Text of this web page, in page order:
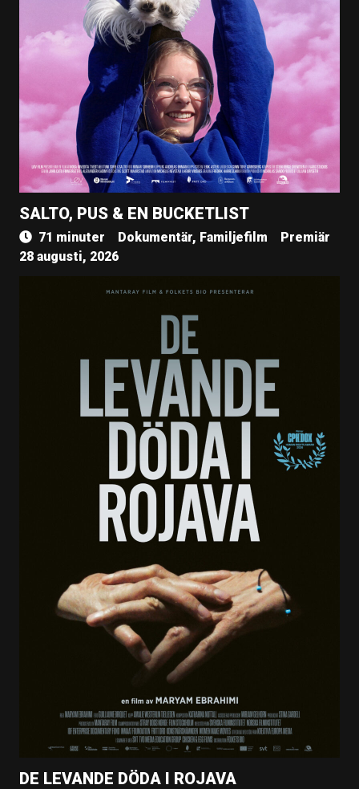
SALTO, PUS & EN BUCKETLIST
71 minuter Dokumentär, Familjefilm
Premiär
28 augusti, 2026
DE LEVANDE DÖDA I ROJAVA